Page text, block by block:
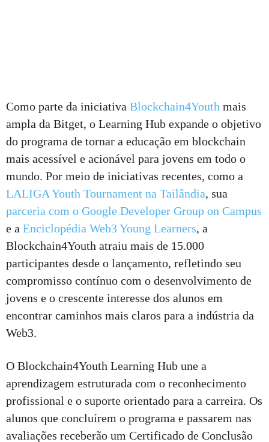
Como parte da iniciativa Blockchain4Youth mais
ampla da Bitget, o Learning Hub expande o objetivo
do programa de tornar a educação em blockchain
mais acessível e acionável para jovens em todo o
mundo. Por meio de iniciativas recentes, como a
LALIGA Youth Tournament na Tailândia, sua
parceria com o Google Developer Group on Campus
e a Enciclopédia Web3 Young Learners, a
Blockchain4Youth atraiu mais de 15.000
participantes desde o lançamento, refletindo seu
compromisso contínuo com o desenvolvimento de
jovens e o crescente interesse dos alunos em
encontrar caminhos mais claros para a indústria da
Web3.
O Blockchain4Youth Learning Hub une a
aprendizagem estruturada com o reconhecimento
profissional e o suporte orientado para a carreira. Os
alunos que concluírem o programa e passarem nas
avaliações receberão um Certificado de Conclusão